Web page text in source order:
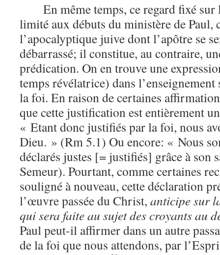
En même temps, ce regard fixé sur
limité aux débuts du ministère de Paul,
l’apocalyptique juive dont l’apôtre se
débarrassé; il constitue, au contraire,
prédication. On en trouve une
temps révélatrice) dans
la foi. En raison de certaines
que cette justification est entièrement
« Etant donc justifiés par la foi, nous
Dieu. » (Rm 5.1) Ou encore: « Nous
déclarés justes [= justifiés] grâce à son
Semeur). Pourtant, comme certaines
souligné à nouveau, cette déclaration
l’œuvre passée du Christ, anticipe sur
qui sera faite au sujet des croyants au
Paul peut-il affirmer dans un autre
de la foi que nous attendons, par